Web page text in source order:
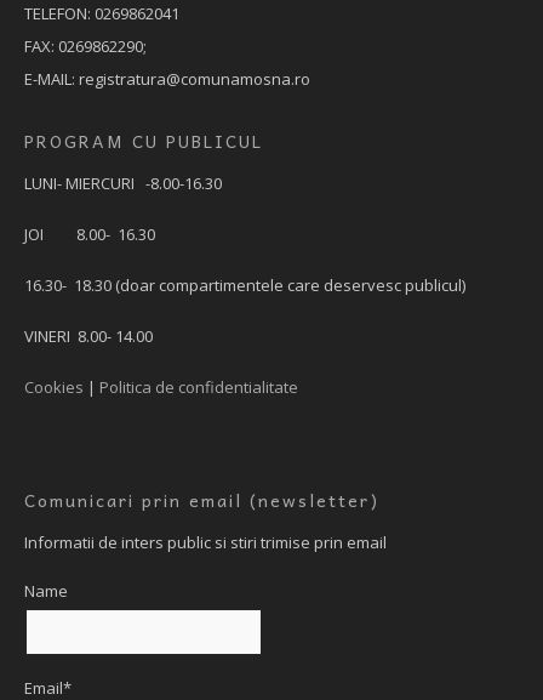
TELEFON: 0269862041
FAX: 0269862290;
E-MAIL: registratura@comunamosna.ro
PROGRAM CU PUBLICUL
LUNI- MIERCURI -8.00-16.30
JOI 8.00- 16.30
16.30- 18.30 (doar compartimentele care deservesc publicul)
VINERI 8.00- 14.00
Cookies | Politica de confidentialitate
Comunicari prin email (newsletter)
Informatii de inters public si stiri trimise prin email
Name
Email*